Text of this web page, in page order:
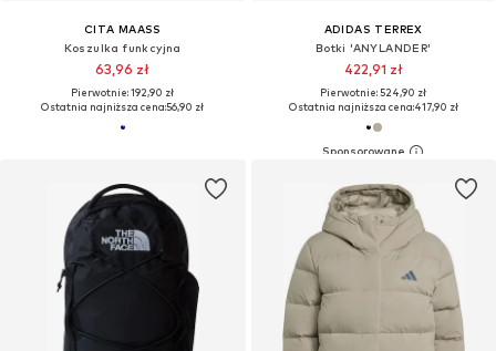
CITA MAASS
Koszulka funkcyjna
63,96 zł
Pierwotnie: 192,90 zł
Ostatnia najniższa cena:56,90 zł
ADIDAS TERREX
Botki 'ANYLANDER'
422,91 zł
Pierwotnie: 524,90 zł
Ostatnia najniższa cena:417,90 zł